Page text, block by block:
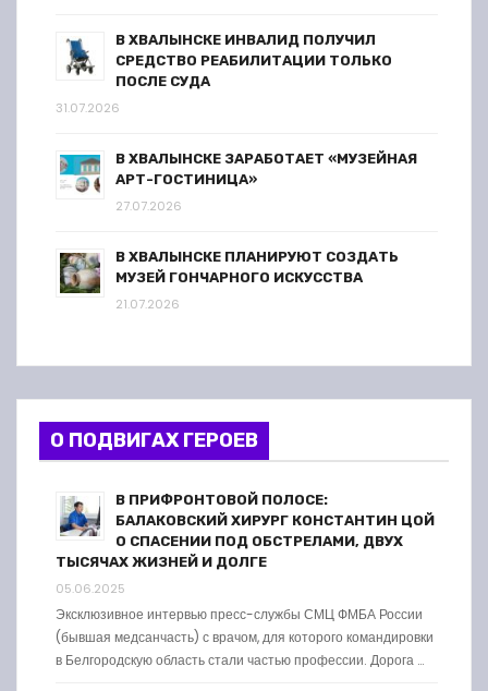
В ХВАЛЫНСКЕ ИНВАЛИД ПОЛУЧИЛ
СРЕДСТВО РЕАБИЛИТАЦИИ ТОЛЬКО
ПОСЛЕ СУДА
31.07.2026
В ХВАЛЫНСКЕ ЗАРАБОТАЕТ «МУЗЕЙНАЯ
АРТ-ГОСТИНИЦА»
27.07.2026
В ХВАЛЫНСКЕ ПЛАНИРУЮТ СОЗДАТЬ
МУЗЕЙ ГОНЧАРНОГО ИСКУССТВА
21.07.2026
О ПОДВИГАХ ГЕРОЕВ
В ПРИФРОНТОВОЙ ПОЛОСЕ:
БАЛАКОВСКИЙ ХИРУРГ КОНСТАНТИН ЦОЙ
О СПАСЕНИИ ПОД ОБСТРЕЛАМИ, ДВУХ
ТЫСЯЧАХ ЖИЗНЕЙ И ДОЛГЕ
05.06.2025
Эксклюзивное интервью пресс-службы СМЦ ФМБА России
(бывшая медсанчасть) с врачом, для которого командировки
в Белгородскую область стали частью профессии. Дорога …